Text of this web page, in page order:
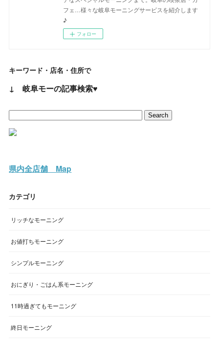
フェ…様々な岐阜モーニングサービスを紹介します
♪
フォロー
キーワード・店名・住所で
↓ 岐阜モーの記事検索♥
県内全店舗 Map
カテゴリ
リッチなモーニング
お値打ちモーニング
シンプルモーニング
おにぎり・ごはん系モーニング
11時過ぎてもモーニング
終日モーニング